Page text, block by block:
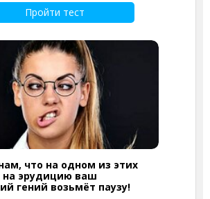
Пройти тест
что на одном из этих
на эрудицию ваш
гений возьмёт паузу!